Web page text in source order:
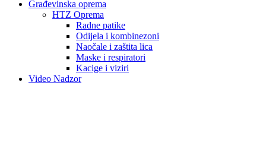
Građevinska oprema
HTZ Oprema
Radne patike
Odijela i kombinezoni
Naočale i zaštita lica
Maske i respiratori
Kacige i viziri
Video Nadzor